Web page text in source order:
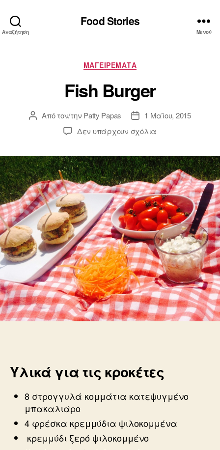
Αναζήτηση
Food Stories
Μενού
Κατηγορίες
ΜΑΓΕΙΡΕΜΑΤΑ
Fish Burger
Συντάκτης
Από τον/την Patty Papas
Ημ.
δημοσίευσης
1 Μαΐου, 2015
Δεν υπάρχουν σχόλια
Υλικά για τις κροκέτες
8 στρογγυλά κομμάτια κατεψυγμένο
μπακαλιάρο
4 φρέσκα κρεμμύδια ψιλοκομμένα
κρεμμύδι ξερό ψιλοκομμένο